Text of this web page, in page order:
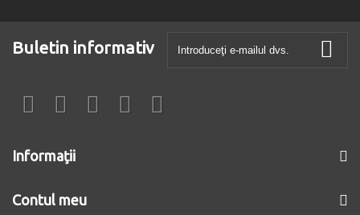
Buletin informativ
Informaţii
Contul meu